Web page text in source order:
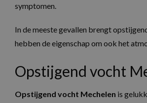
symptomen.
In de meeste gevallen brengt
hebben de eigenschap om ook het
Opstijgend vocht
Opstijgend vocht Mechelen is